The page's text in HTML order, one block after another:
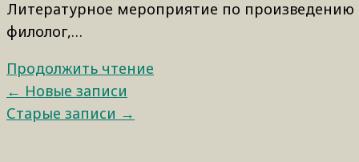
Литературное мероприятие по произведению
филолог,…
Продолжить чтение
← Новые записи
Старые записи →